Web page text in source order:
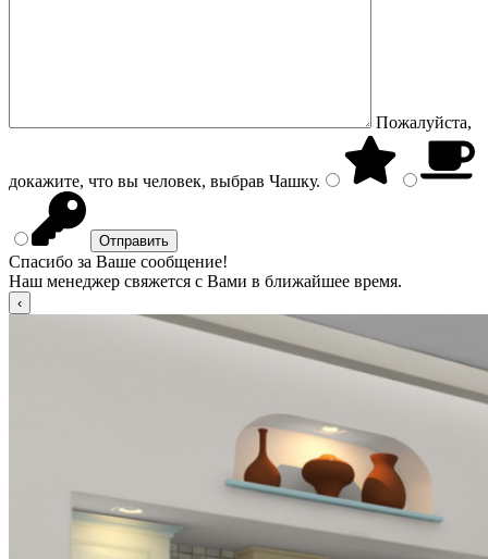
Пожалуйста,
докажите, что вы человек, выбрав Чашку.
Спасибо за Ваше сообщение!
Наш менеджер свяжется с Вами в ближайшее время.